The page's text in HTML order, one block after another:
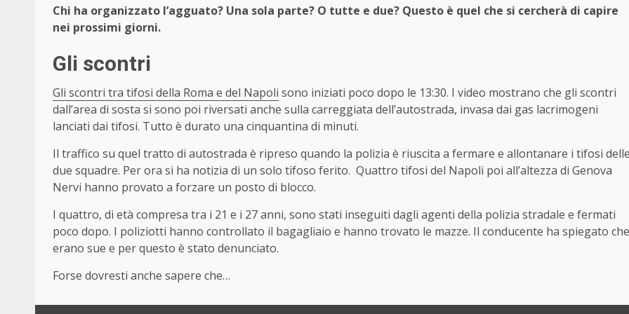
Chi ha organizzato l’agguato? Una sola parte? O tutte e due? Questo è quel che si cercherà di capire
nei prossimi giorni.
Gli scontri
Gli scontri tra tifosi della Roma e del Napoli sono iniziati poco dopo le 13:30. I video mostrano che gli scontri
dall’area di sosta si sono poi riversati anche sulla carreggiata dell’autostrada, invasa dai gas lacrimogeni
lanciati dai tifosi. Tutto è durato una cinquantina di minuti.
Il traffico su quel tratto di autostrada è ripreso quando la polizia è riuscita a fermare e allontanare i tifosi
due squadre. Per ora si ha notizia di un solo tifoso ferito. Quattro tifosi del Napoli poi all’altezza di Genova
Nervi hanno provato a forzare un posto di blocco.
I quattro, di età compresa tra i 21 e i 27 anni, sono stati inseguiti dagli agenti della polizia stradale e fermati
poco dopo. I poliziotti hanno controllato il bagagliaio e hanno trovato le mazze. Il conducente ha spiegato che
erano sue e per questo è stato denunciato.
Forse dovresti anche sapere che…